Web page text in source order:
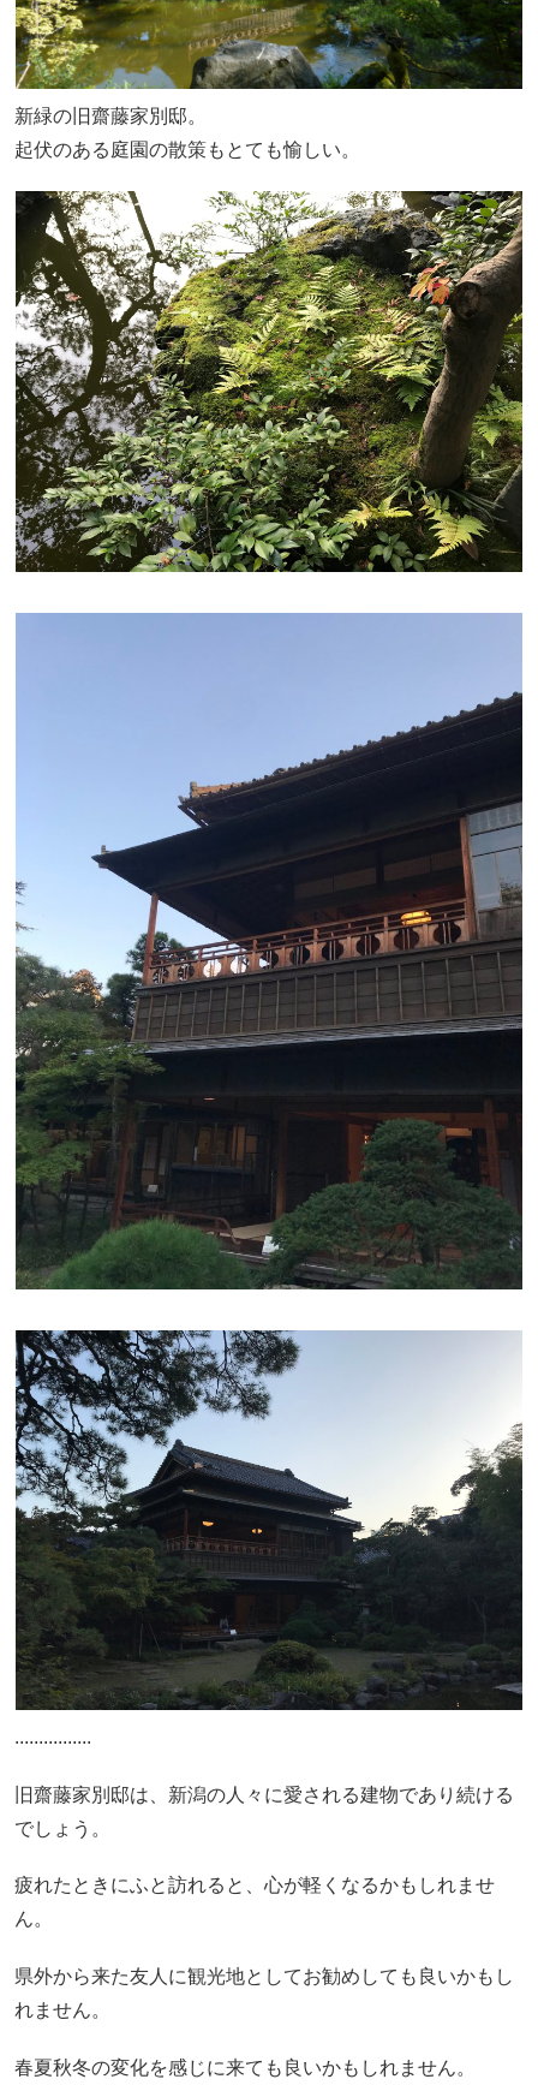
新緑の旧齋藤家別邸。
起伏のある庭園の散策もとても愉しい。
................
旧齋藤家別邸は、新潟の人々に愛される建物であり続ける
でしょう。
疲れたときにふと訪れると、心が軽くなるかもしれませ
ん。
県外から来た友人に観光地としてお勧めしても良いかもし
れません。
春夏秋冬の変化を感じに来ても良いかもしれません。